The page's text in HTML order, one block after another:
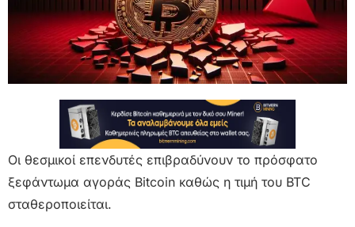
Οι θεσμικοί επενδυτές επιβραδύνουν το πρόσφατο
ξεφάντωμα αγοράς Bitcoin καθώς η τιμή του BTC
σταθεροποιείται.